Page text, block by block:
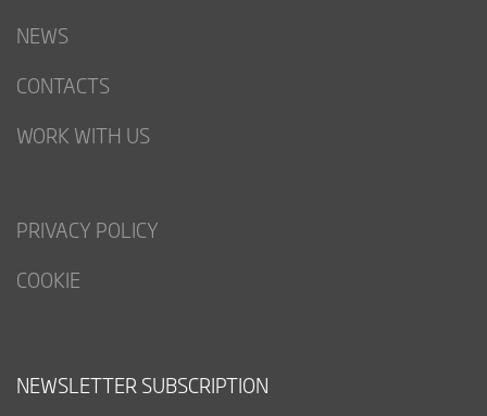
NEWS
CONTACTS
WORK WITH US
PRIVACY POLICY
COOKIE
NEWSLETTER SUBSCRIPTION